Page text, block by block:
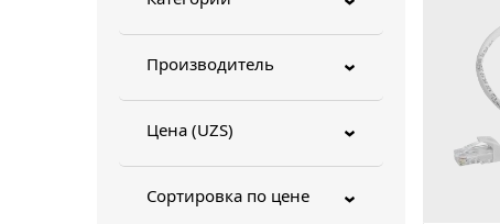
Производитель ›
Цена (UZS) ›
Сортировка по цене ›